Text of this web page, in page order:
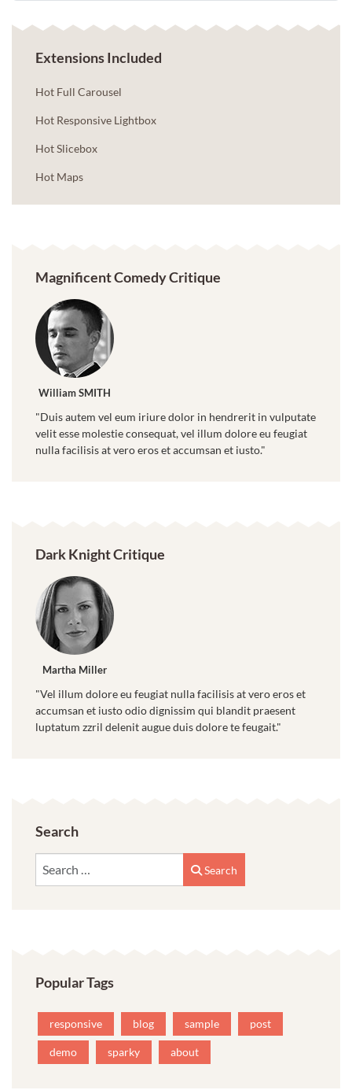
Extensions Included
Hot Full Carousel
Hot Responsive Lightbox
Hot Slicebox
Hot Maps
Magnificent Comedy Critique
William SMITH
"Duis autem vel eum iriure dolor in hendrerit in vulputate
velit esse molestie consequat, vel illum dolore eu feugiat
nulla facilisis at vero eros et accumsan et iusto."
Dark Knight Critique
Martha Miller
"Vel illum dolore eu feugiat nulla facilisis at vero eros et
accumsan et iusto odio dignissim qui blandit praesent
luptatum zzril delenit augue duis dolore te feugait."
Search
Search
Popular Tags
responsive blog sample post
demo sparky about